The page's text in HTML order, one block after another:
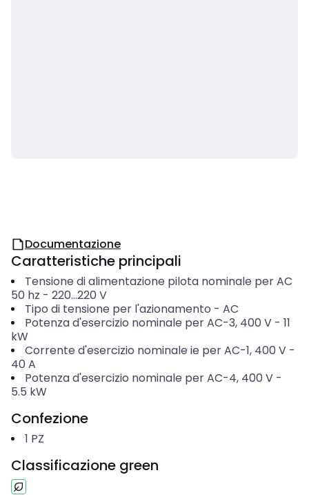
Documentazione
Caratteristiche principali
Tensione di alimentazione pilota nominale per AC
50 hz - 220...220 V
Tipo di tensione per l'azionamento - AC
Potenza d'esercizio nominale per AC-3, 400 V- 11
kW
Corrente d'esercizio nominale ie per AC-1, 400 V-
40 A
Potenza d'esercizio nominale per AC-4, 400 V-
5.5 kW
Confezione
1 PZ
Classificazione green